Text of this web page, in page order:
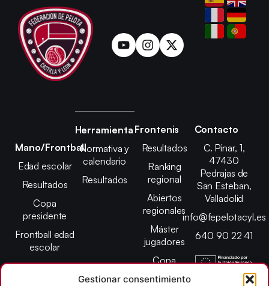
Gestionar consentimiento
Mano/Frontball
Edad escolar
Resultados
Copa
presidente
Frontball edad
escolar
Herramienta
Normativa y
calendario
Resultados
Frontenis
Resultados
Ranking
regional
Abiertos
regionales
Máster
jugadores
Copa
presidente
Contacto
C. Pinar, 1,
47430
Pedrajas de
San Esteban,
Valladolid
info@fepelotacyl.es
640 90 22 41